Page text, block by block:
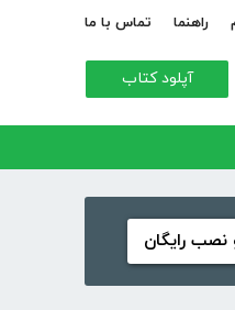
راهنما تماس با ما
آپلود کتاب
نصب رایگان